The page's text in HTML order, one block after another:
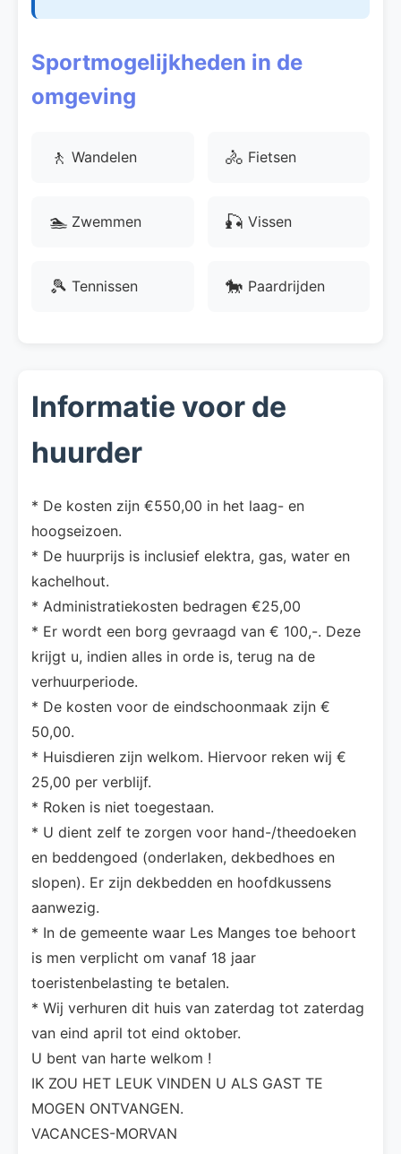
Sportmogelijkheden in de
omgeving
🚶 Wandelen 🚴 Fietsen
🏊 Zwemmen 🎣 Vissen
🎾 Tennissen 🐎 Paardrijden
Informatie voor de
huurder
* De kosten zijn €550,00 in het laag- en
hoogseizoen.
* De huurprijs is inclusief elektra, gas, water en
kachelhout.
* Administratiekosten bedragen €25,00
* Er wordt een borg gevraagd van € 100,-. Deze
krijgt u, indien alles in orde is, terug na de
verhuurperiode.
* De kosten voor de eindschoonmaak zijn €
50,00.
* Huisdieren zijn welkom. Hiervoor reken wij €
25,00 per verblijf.
* Roken is niet toegestaan.
* U dient zelf te zorgen voor hand-/theedoeken
en beddengoed (onderlaken, dekbedhoes en
slopen). Er zijn dekbedden en hoofdkussens
aanwezig.
* In de gemeente waar Les Manges toe behoort
is men verplicht om vanaf 18 jaar
toeristenbelasting te betalen.
* Wij verhuren dit huis van zaterdag tot zaterdag
van eind april tot eind oktober.
U bent van harte welkom !
IK ZOU HET LEUK VINDEN U ALS GAST TE
MOGEN ONTVANGEN.
VACANCES-MORVAN